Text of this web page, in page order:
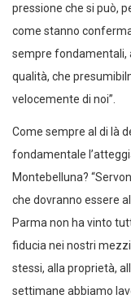
pressione che si può,
come stanno
sempre fondamentali,
qualità, che
velocemente di noi”.
Come sempre al di là
fondamentale
Montebelluna?
che dovranno essere
Parma non ha vinto
fiducia nei nostri
stessi, alla proprietà,
settimane abbiamo